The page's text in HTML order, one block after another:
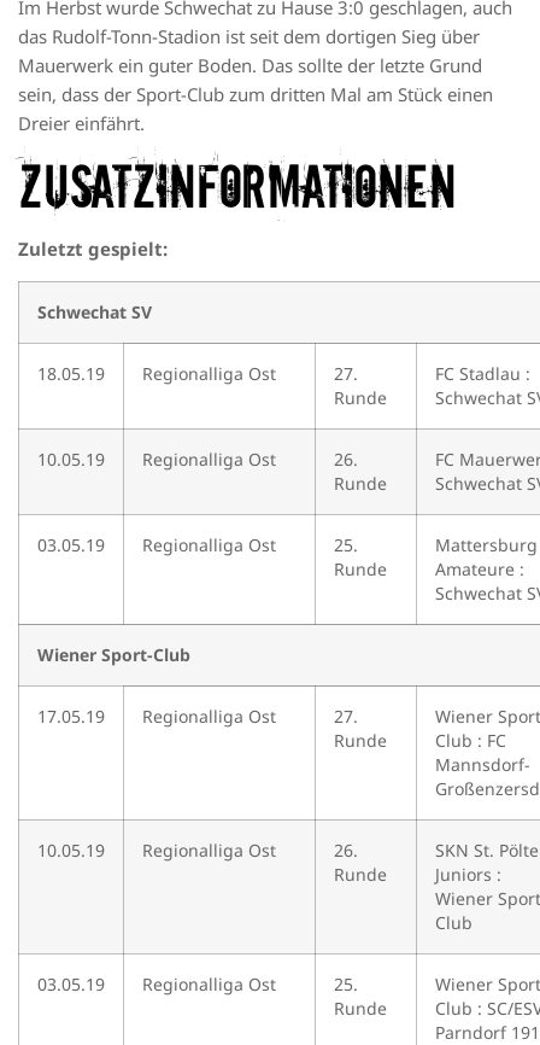
Im Herbst wurde Schwechat zu Hause 3:0 geschlagen, auch
das Rudolf-Tonn-Stadion ist seit dem dortigen Sieg über
Mauerwerk ein guter Boden. Das sollte der letzte Grund
sein, dass der Sport-Club zum dritten Mal am Stück einen
Dreier einfährt.
Zusatzinformationen
Zuletzt gespielt:
Schwechat SV
18.05.19 Regionalliga Ost
27.
Runde
FC Stadlau :
Schwechat
10.05.19 Regionalliga Ost
26.
Runde
FC
Schwechat
03.05.19 Regionalliga Ost
25.
Runde
Mattersburg
Amateure :
Schwechat
Wiener Sport-Club
17.05.19 Regionalliga Ost
27.
Runde
Wiener
Club : FC
Mannsdorf-
10.05.19 Regionalliga Ost
26.
Runde
SKN St.
Juniors :
Wiener
Club
03.05.19 Regionalliga Ost
25.
Runde
Wiener
Club : SC/
Parndorf